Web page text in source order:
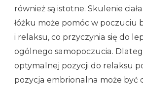
również są istotne. Skulenie
łóżku może pomóc w poczuciu
i relaksu, co przyczynia się do
ogólnego samopoczucia.
optymalnej pozycji do relaksu
pozycja embrionalna może być